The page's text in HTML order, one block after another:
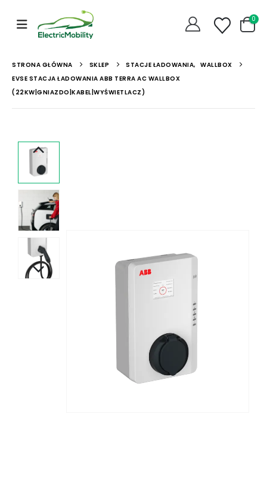
0
STRONA GŁÓWNA SKLEP STACJE ŁADOWANIA, WALLBOX
EVSE STACJA ŁADOWANIA ABB TERRA AC WALLBOX
(22KW|GNIAZDO|KABEL|WYŚWIETLACZ)